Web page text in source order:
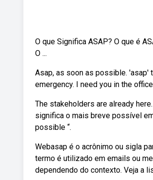
O que Significa ASAP? O que é
O ...
Asap, as soon as possible. 'asap'
emergency. I need you in the
The stakeholders are already
significa o mais breve possível
possible “.
Webasap é o acrônimo ou sigla
termo é utilizado em emails ou
dependendo do contexto. Veja a